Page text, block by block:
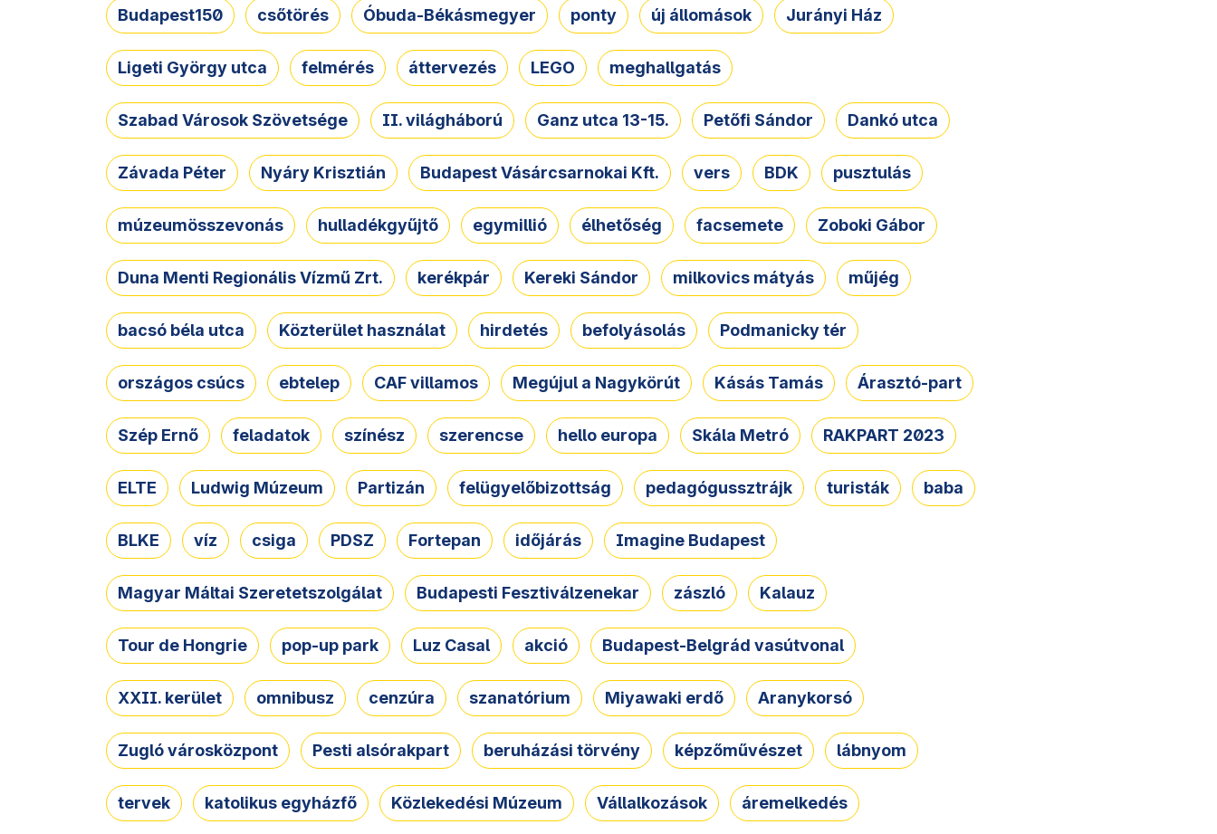
Budapest150 csőtörés Óbuda-Békásmegyer ponty új állomások Jurányi Ház
Ligeti György utca felmérés áttervezés LEGO meghallgatás
Szabad Városok Szövetsége II. világháború Ganz utca 13-15. Petőfi Sándor Dankó utca
Závada Péter Nyáry Krisztián Budapest Vásárcsarnokai Kft. vers BDK pusztulás
múzeumösszevonás hulladékgyűjtő egymillió élhetőség facsemete Zoboki Gábor
Duna Menti Regionális Vízmű Zrt. kerékpár Kereki Sándor milkovics mátyás műjég
bacsó béla utca Közterület használat hirdetés befolyásolás Podmanicky tér
országos csúcs ebtelep CAF villamos Megújul a Nagykörút Kásás Tamás Árasztó-part
Szép Ernő feladatok színész szerencse hello europa Skála Metró RAKPART 2023
ELTE Ludwig Múzeum Partizán felügyelőbizottság pedagógussztrájk turisták baba
BLKE víz csiga PDSZ Fortepan időjárás Imagine Budapest
Magyar Máltai Szeretetszolgálat Budapesti Fesztiválzenekar zászló Kalauz
Tour de Hongrie pop-up park Luz Casal akció Budapest-Belgrád vasútvonal
XXII. kerület omnibusz cenzúra szanatórium Miyawaki erdő Aranykorsó
Zugló városközpont Pesti alsórakpart beruházási törvény képzőművészet lábnyom
tervek katolikus egyházfő Közlekedési Múzeum Vállalkozások áremelkedés